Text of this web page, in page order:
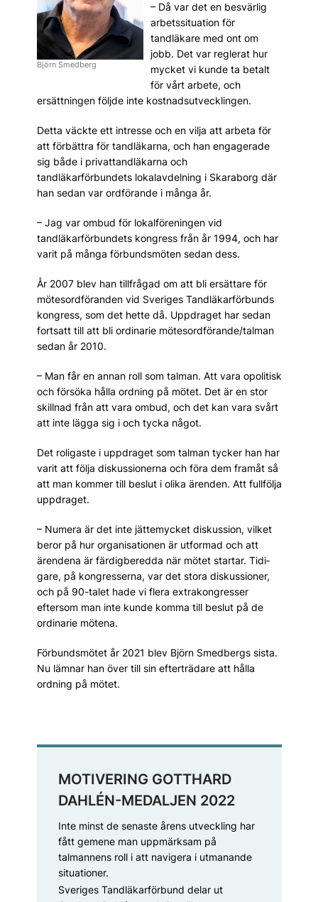
MOTIVERING GOTTHARD
DAHLÉN-MEDALJEN 2022
Inte minst de senaste årens utveckling har
fått gemene man uppmärksam på
talmannens roll i att navigera i utmanande
situationer.
Sveriges Tandläkarförbund delar ut
Björn Smedberg
– Då var det en besvärlig
arbetssituation för
tandläkare med ont om
jobb. Det var reglerat hur
mycket vi kunde ta betalt
för vårt arbete, och
ersättningen följde inte kostnadsutvecklingen.
Detta väckte ett intresse och en vilja att arbeta för
att förbättra för tandläkarna, och han engagerade
sig både i privat­tandläkarna och
tandläkarförbundets lokalavdelning i Skaraborg där
han sedan var ordförande i många år.
– Jag var ombud för lokalföreningen vid
tandläkarförbundets kongress från år 1994, och har
varit på många förbundsmöten sedan dess.
År 2007 blev han tillfrågad om att bli ersättare för
mötes­ordföranden vid Sveriges Tandläkarförbunds
kongress, som det hette då. Uppdraget har sedan
fortsatt till att bli ordinarie mötesordförande/talman
sedan år 2010.
– Man får en annan roll som talman. Att vara opolitisk
och försöka hålla ordning på mötet. Det är en stor
skillnad från att vara ombud, och det kan vara svårt
att inte lägga sig i och tycka något.
Det roligaste i uppdraget som talman tycker han har
varit att följa diskussionerna och föra dem framåt så
att man kommer till beslut i olika ärenden. Att fullfölja
uppdraget.
– Numera är det inte jättemycket diskussion, vilket
beror på hur organisationen är utformad och att
ärendena är färdig­beredda när mötet startar. Tidi­
gare, på kongresserna, var det stora diskussioner,
och på 90-talet hade vi flera extrakongresser
eftersom man inte kunde komma till beslut på de
ordinarie mötena.
Förbundsmötet år 2021 blev Björn Smedbergs sista.
Nu lämnar han över till sin efterträdare att hålla
ordning på mötet.